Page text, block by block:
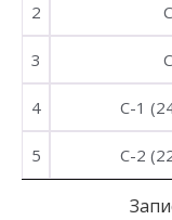
2
3
4 С-1
5 С-2